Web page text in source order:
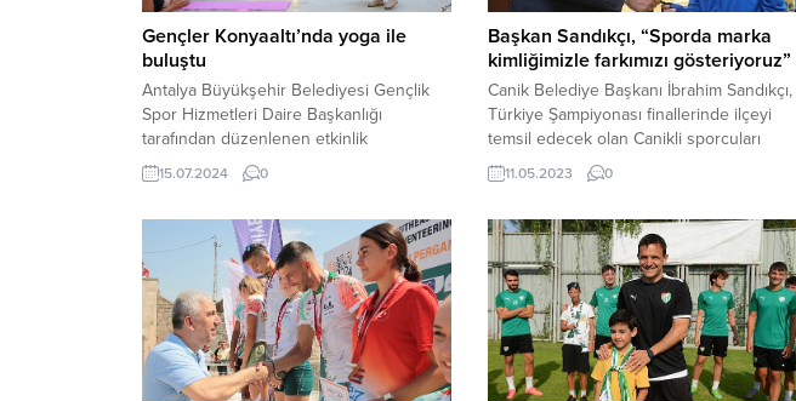
Gençler Konyaaltı’nda yoga ile
buluştu
Antalya Büyükşehir Belediyesi Gençlik
Spor Hizmetleri Daire Başkanlığı
tarafından düzenlenen etkinlik
kapsamında gençler ve genç kalmak
isteyen vatandaşlar, yoga ve
15.07.2024 0
Başkan Sandıkçı, “Sporda marka
kimliğimizle farkımızı gösteriyoruz”
Canik Belediye Başkanı İbrahim Sandıkçı,
Türkiye Şampiyonası finallerinde ilçeyi
temsil edecek olan Canikli sporcuları
makamında ağırladı. Canik Belediye
Başkanı İbrahim Sandıkçı, Türkiye
Türkiye Anadolu Şampiyonası’nda üstün
bir performans sergileyen ve karşılaştığı
tüm rakiplerini şampiyona dışına iterek,
Karadeniz Bölgesi’nde kendi
kategorisinde Türkiye finallerine kalan
tek takım olan...
11.05.2023 0